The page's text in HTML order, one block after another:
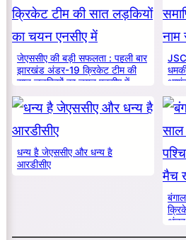
जेएससीए की बड़ी सफलता : पहली बार
झारखंड अंडर-19 क्रिकेट टीम की
सात लड़कियों का चयन एनसीए में
धन्य है जेएससीए और धन्य है
आरडीसीए